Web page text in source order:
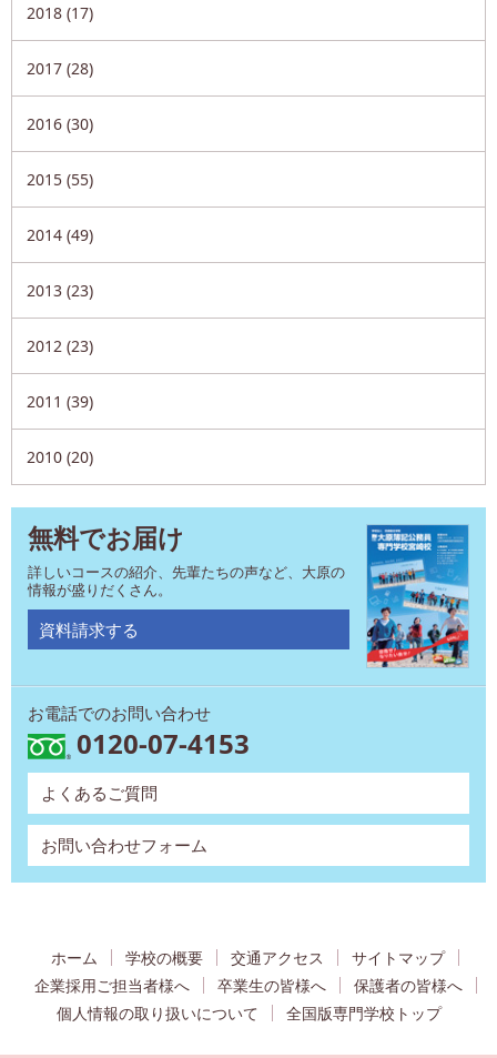
2018 (17)
2017 (28)
2016 (30)
2015 (55)
2014 (49)
2013 (23)
2012 (23)
2011 (39)
2010 (20)
無料でお届け
詳しいコースの紹介、先輩たちの声など、大原の
情報が盛りだくさん。
資料請求する
お電話でのお問い合わせ
0120-07-4153
よくあるご質問
お問い合わせフォーム
ホーム 学校の概要 交通アクセス
サイトマップ
企業採用ご担当者様へ
卒業生の皆様へ
保護者の皆様へ
個人情報の取り扱いについて
全国版専門学校トップ